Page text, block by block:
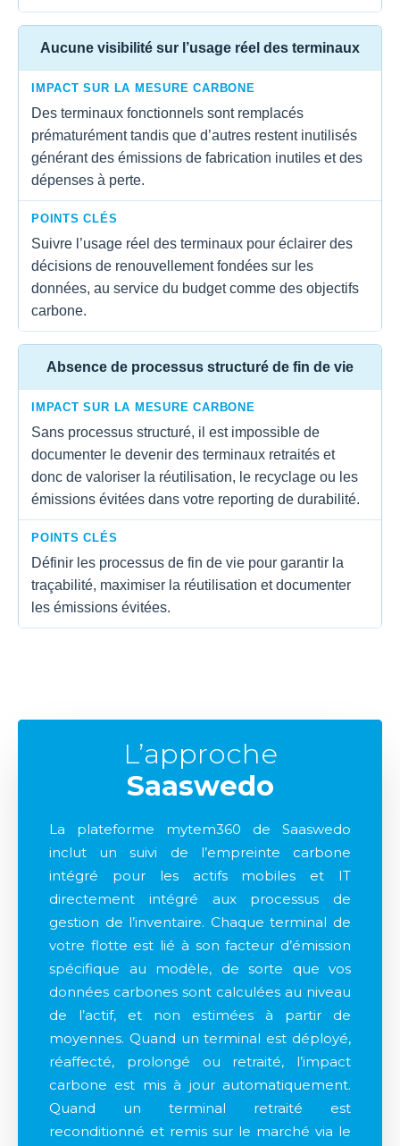
Aucune visibilité sur l’usage réel des terminaux
IMPACT SUR LA MESURE CARBONE
Des terminaux fonctionnels sont remplacés
prématurément tandis que d’autres restent inutilisés
générant des émissions de fabrication inutiles et des
dépenses à perte.
POINTS CLÉS
Suivre l’usage réel des terminaux pour éclairer des
décisions de renouvellement fondées sur les
données, au service du budget comme des objectifs
carbone.
Absence de processus structuré de fin de vie
IMPACT SUR LA MESURE CARBONE
Sans processus structuré, il est impossible de
documenter le devenir des terminaux retraités et
donc de valoriser la réutilisation, le recyclage ou les
émissions évitées dans votre reporting de durabilité.
POINTS CLÉS
Définir les processus de fin de vie pour garantir la
traçabilité, maximiser la réutilisation et documenter
les émissions évitées.
L’approche
Saaswedo
La plateforme mytem360 de Saaswedo
inclut un suivi de l’empreinte carbone
intégré pour les actifs mobiles et IT
directement intégré aux processus de
gestion de l’inventaire. Chaque terminal de
votre flotte est lié à son facteur d’émission
spécifique au modèle, de sorte que vos
données carbones sont calculées au niveau
de l’actif, et non estimées à partir de
moyennes. Quand un terminal est déployé,
réaffecté, prolongé ou retraité, l’impact
carbone est mis à jour automatiquement.
Quand un terminal retraité est
reconditionné et remis sur le marché via le